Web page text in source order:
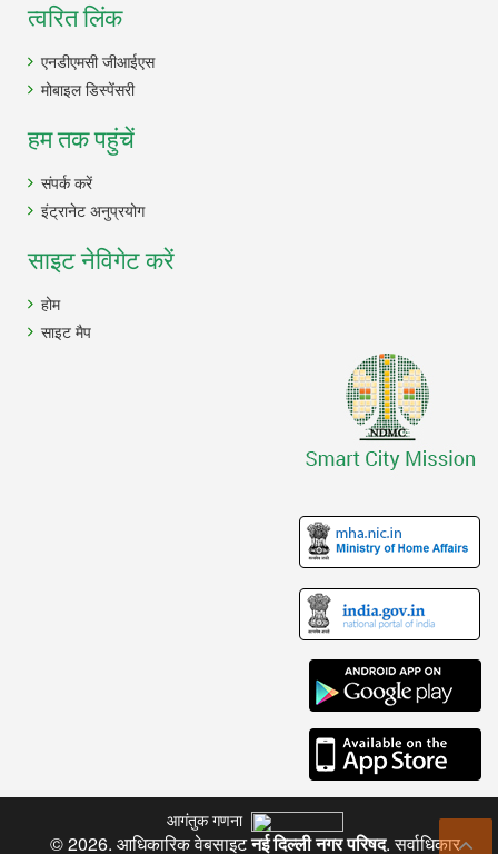
त्वरित लिंक
एनडीएमसी जीआईएस
मोबाइल डिस्पेंसरी
हम तक पहुंचें
संपर्क करें
इंट्रानेट अनुप्रयोग
साइट नेविगेट करें
होम
साइट मैप
आगंतुक गणना
© 2026. आधिकारिक वेबसाइटनई दिल्ली नगर परिषद. सर्वाधिकार